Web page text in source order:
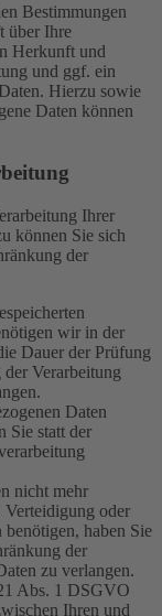
Bestimmungen
über Ihre
Herkunft und
und ggf. ein
Hierzu sowie
Daten können
Ihrer
können Sie sich
der
wir in der
Dauer der Prüfung
Verarbeitung
Daten
Sie statt der
nicht mehr
Verteidigung oder
haben Sie
der
zu verlangen.
Abs. 1 DSGVO
Ihren und